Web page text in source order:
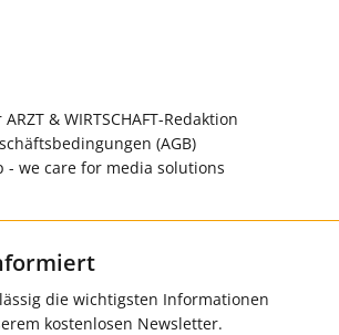
& WIRTSCHAFT-Redaktion
(AGB)
- we care for media solutions
die wichtigsten Informationen
kostenlosen Newsletter.